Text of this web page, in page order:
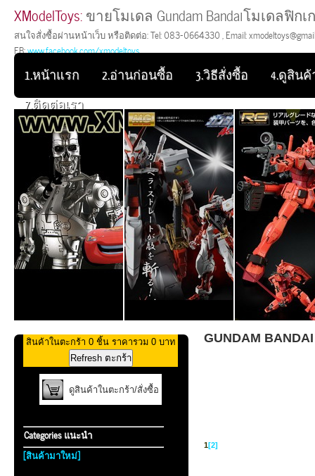
XModelToys: ขายโมเดล Gundam Bandaiโมเดลฟิ
สนใจสั่งซื้อผ่านหน้าเว็บ หรือติดต่อ: Tel: 083-0664330 , Email:
FB:www.facebook.com/xmodeltoys
1.หน้าแรก 2.อ่านก่อนซื้อ 3.วิธีสั่งซื้อ
4.ดูสิน
7.ติดต่อเรา
สินค้าในตะกร้า 0 ชิ้น ราคารวม 0 บาท
ดูสินค้าในตะกร้า/สั่งซื้อ
Categories แนะนำ
[สินค้ามาใหม่]
GUNDAM
1[2]